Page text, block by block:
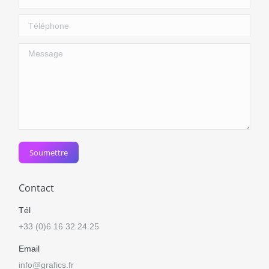
Téléphone
Message
Soumettre
Contact
Tél
+33 (0)6 16 32 24 25
Email
info@grafics.fr